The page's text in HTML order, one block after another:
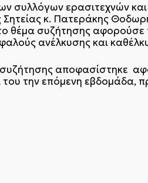
συλλόγων ερασιτεχνών
Σητείας κ. Πατεράκης
θέμα συζήτησης αφορούσε
ανέλκυσης και
αποφασίστηκε
του την επόμενη εβδομάδα,